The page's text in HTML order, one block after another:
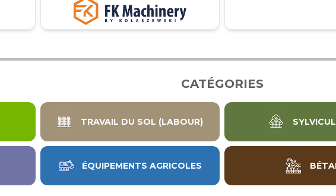
CATÉGORIES
TRAVAIL DU SOL (LABOUR)
ÉQUIPEMENTS AGRICOLES